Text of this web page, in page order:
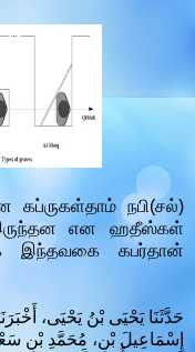
நபி(சல்)
இருந்தன என ஹதீஸ்கள்
இந்தவகை கபர்தான்
حَدَّثَنَا يَحْيَى بْنُ يَحْيَى،
إِسْمَاعِيلَ بْنِ، مُحَمَّدِ بْنِ